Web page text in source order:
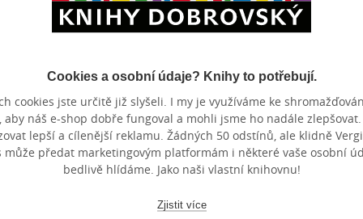
Cookies a osobní údaje? Knihy to potřebují.
cookies jste určitě již slyšeli. I my je využíváme ke
aby náš e-shop dobře fungoval a mohli jsme ho nadále zlepšovat.
lepší a cílenější reklamu. Žádných 50 odstínů, ale klidně
může předat marketingovým platformám i některé vaše osobní
bedlivě hlídáme. Jako naši vlastní knihovnu!
Zjistit více